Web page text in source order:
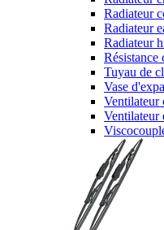
Radiateur
Radiateur
Radiateur
Résistance
Tuyau de
Vase
Ventilateur
Ventilateur